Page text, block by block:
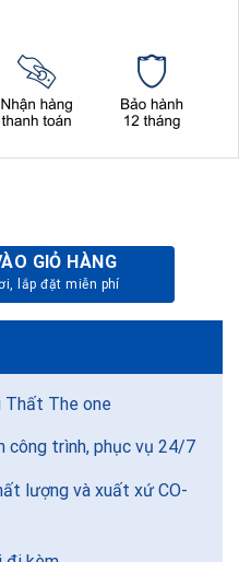
lượngGIỎ HÀNG
Thất The one
công trình, phục vụ 24/7
lượng và xuất xứ CO-